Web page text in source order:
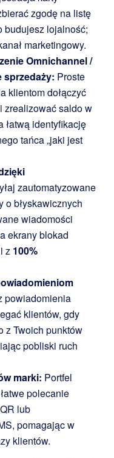
zgodę na listę
budujesz lojalność;
marketingowy.
Omnichannel /
sprzedaży: Proste
klientom dołączyć
zrealizować saldo w
łatwą identyfikację
tańca „jaki jest
zautomatyzowane
o błyskawicznych
wiadomości
ekrany blokad
z 100%
powiadomienia
klientów, gdy
z Twoich punktów
pobliski ruch
marki: Portfel
polecanie
lub
pomagając w
klientów.